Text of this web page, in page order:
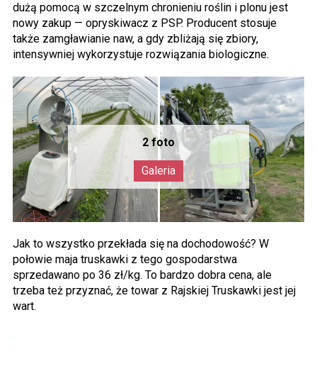
dużą pomocą w szczelnym chronieniu roślin i plonu jest
nowy zakup — opryskiwacz z PSP. Producent stosuje
także zamgławianie naw, a gdy zbliżają się zbiory,
intensywniej wykorzystuje rozwiązania biologiczne.
Jak to wszystko przekłada się na dochodowość? W
połowie maja truskawki z tego gospodarstwa
sprzedawano po 36 zł/kg. To bardzo dobra cena, ale
trzeba też przyznać, że towar z Rajskiej Truskawki jest jej
wart.